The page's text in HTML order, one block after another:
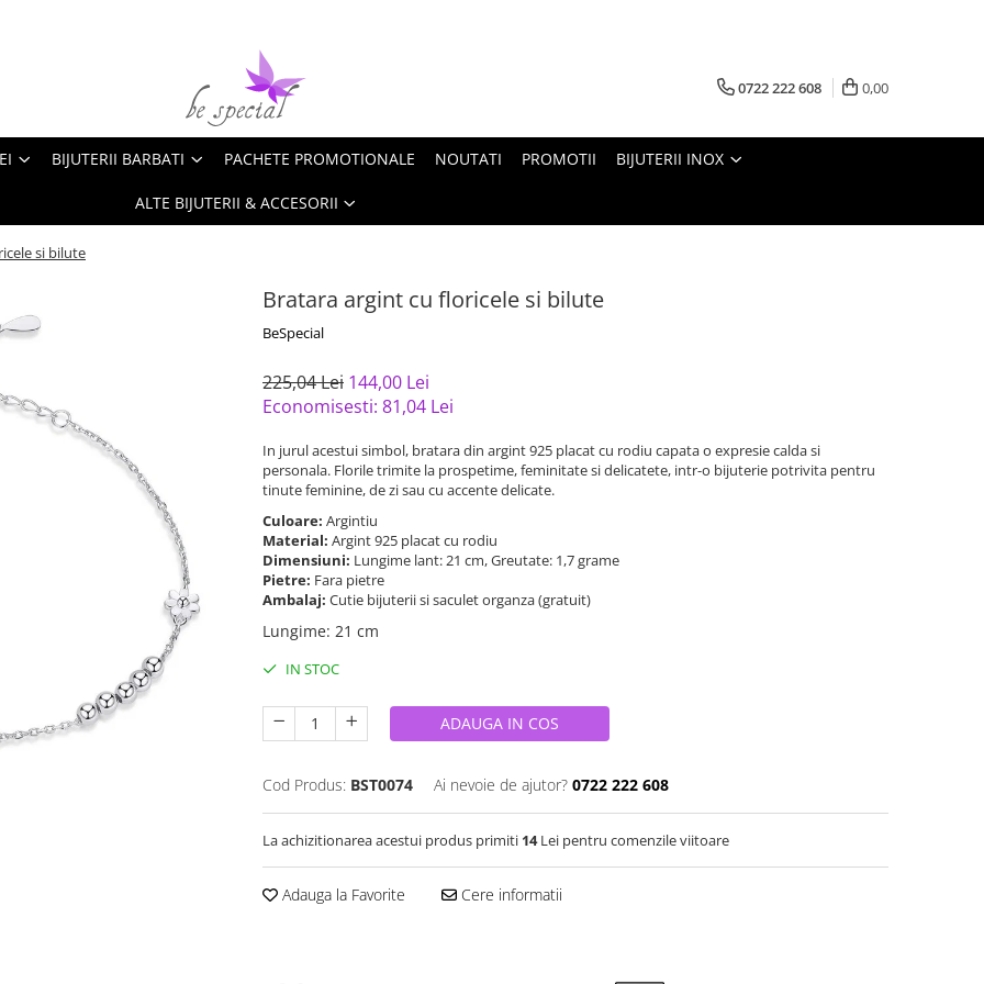
0722 222 608 0,00
BIJUTERII BARBATI PACHETE PROMOTIONALE NOUTATI PROMOTII BIJUTERII INOX
ALTE BIJUTERII & ACCESORII
si bilute
Bratara argint cu floricele si bilute
BeSpecial
225,04 Lei 144,00 Lei
Economisesti: 81,04 Lei
In jurul acestui simbol, bratara din argint 925 placat cu rodiu capata o expresie calda si
personala. Florile trimite la prospetime, feminitate si delicatete, intr-o bijuterie potrivita pentru
tinute feminine, de zi sau cu accente delicate.
Culoare: Argintiu
Material: Argint 925 placat cu rodiu
Dimensiuni: Lungime lant: 21 cm, Greutate: 1,7 grame
Pietre: Fara pietre
Ambalaj: Cutie bijuterii si saculet organza (gratuit)
Lungime: 21 cm
IN STOC
ADAUGA IN COS
Cod Produs: BST0074 Ai nevoie de ajutor? 0722 222 608
La achizitionarea acestui produs primiti 14Lei pentru comenzile viitoare
Adauga la Favorite Cere informatii